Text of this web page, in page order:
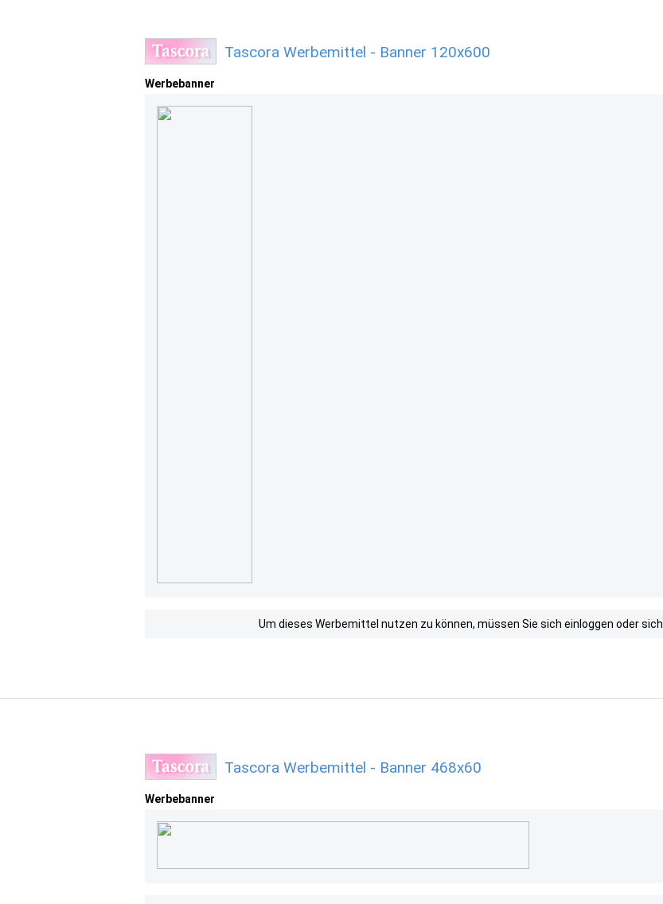
Tascora Werbemittel - Banner 120x600
Werbebanner
Um dieses Werbemittel nutzen zu können, müssen Sie sich einloggen oder sich
Tascora Werbemittel - Banner 468x60
Werbebanner